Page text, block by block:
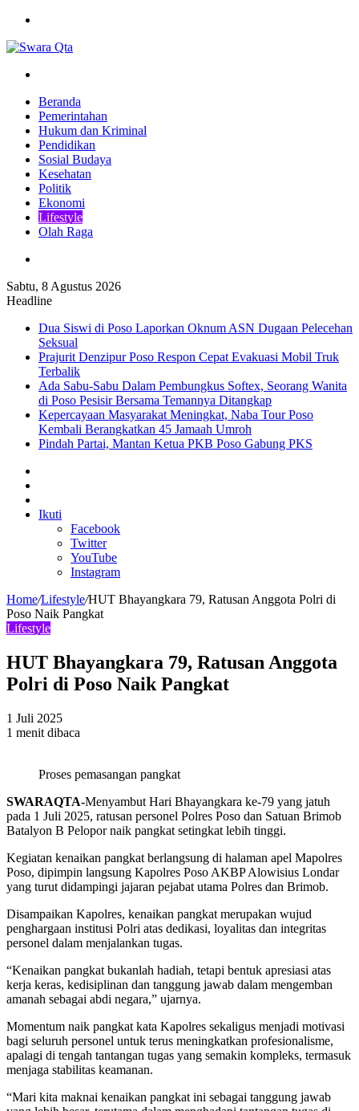
Beranda
Pemerintahan
Hukum dan Kriminal
Pendidikan
Sosial Budaya
Kesehatan
Politik
Ekonomi
Lifestyle
Olah Raga
Sabtu, 8 Agustus 2026
Headline
Dua Siswi di Poso Laporkan Oknum ASN Dugaan Pelecehan
Seksual
Prajurit Denzipur Poso Respon Cepat Evakuasi Mobil Truk
Terbalik
Ada Sabu-Sabu Dalam Pembungkus Softex, Seorang Wanita
di Poso Pesisir Bersama Temannya Ditangkap
Kepercayaan Masyarakat Meningkat, Naba Tour Poso
Kembali Berangkatkan 45 Jamaah Umroh
Pindah Partai, Mantan Ketua PKB Poso Gabung PKS
In
Ikuti
Facebook
Twitter
YouTube
Instagram
Home/Lifestyle/HUT Bhayangkara 79, Ratusan Anggota Polri di
Poso Naik Pangkat
Lifestyle
HUT Bhayangkara 79, Ratusan Anggota
Polri di Poso Naik Pangkat
1 Juli 2025
1 menit dibaca
Proses pemasangan pangkat
SWARAQTA-Menyambut Hari Bhayangkara ke-79 yang jatuh
pada 1 Juli 2025, ratusan personel Polres Poso dan Satuan Brimob
Batalyon B Pelopor naik pangkat setingkat lebih tinggi.
Kegiatan kenaikan pangkat berlangsung di halaman apel Mapolres
Poso, dipimpin langsung Kapolres Poso AKBP Alowisius Londar
yang turut didampingi jajaran pejabat utama Polres dan Brimob.
Disampaikan Kapolres, kenaikan pangkat merupakan wujud
penghargaan institusi Polri atas dedikasi, loyalitas dan integritas
personel dalam menjalankan tugas.
“Kenaikan pangkat bukanlah hadiah, tetapi bentuk apresiasi atas
kerja keras, kedisiplinan dan tanggung jawab dalam mengemban
amanah sebagai abdi negara,” ujarnya.
Momentum naik pangkat kata Kapolres sekaligus menjadi motivasi
bagi seluruh personel untuk terus meningkatkan profesionalisme,
apalagi di tengah tantangan tugas yang semakin kompleks, termasuk
menjaga stabilitas keamanan.
“Mari kita maknai kenaikan pangkat ini sebagai tanggung jawab